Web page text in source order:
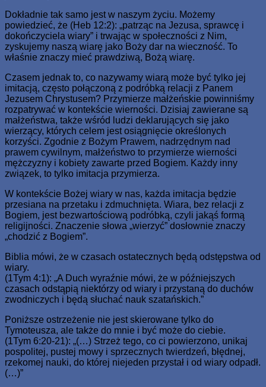
Dokładnie tak samo jest w naszym życiu. Możemy
powiedzieć, że (Heb 12:2): „patrząc na Jezusa, sprawcę i
dokończyciela wiary” i trwając w społeczności z Nim,
zyskujemy naszą wiarę jako Boży dar na wieczność. To
właśnie znaczy mieć prawdziwą, Bożą wiarę.
Czasem jednak to, co nazywamy wiarą może być tylko jej
imitacją, często połączoną z podróbką relacji z Panem
Jezusem Chrystusem? Przymierze małżeńskie powinniśmy
rozpatrywać w kontekście wierności. Dzisiaj zawierane są
małżeństwa, także wśród ludzi deklarujących się jako
wierzący, których celem jest osiągnięcie określonych
korzyści. Zgodnie z Bożym Prawem, nadrzędnym nad
prawem cywilnym, małżeństwo to przymierze wierności
mężczyzny i kobiety zawarte przed Bogiem. Każdy inny
związek, to tylko imitacja przymierza.
W kontekście Bożej wiary w nas, każda imitacja będzie
przesiana na przetaku i zdmuchnięta. Wiara, bez relacji z
Bogiem, jest bezwartościową podróbką, czyli jakąś formą
religijności. Znaczenie słowa „wierzyć” dosłownie znaczy
„chodzić z Bogiem”.
Biblia mówi, że w czasach ostatecznych będą odstępstwa od
wiary.
(1Tym 4:1): „A Duch wyraźnie mówi, że w późniejszych
czasach odstąpią niektórzy od wiary i przystaną do duchów
zwodniczych i będą słuchać nauk szatańskich.”
Poniższe ostrzeżenie nie jest skierowane tylko do
Tymoteusza, ale także do mnie i być może do ciebie.
(1Tym 6:20-21): „(…) Strzeż tego, co ci powierzono, unikaj
pospolitej, pustej mowy i sprzecznych twierdzeń, błędnej,
rzekomej nauki, do której niejeden przystał i od wiary odpadł.
(…)”